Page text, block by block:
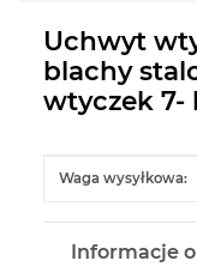
Uchwyt
blachy
wtyczek 7-
Waga wysyłkowa:
Informacje